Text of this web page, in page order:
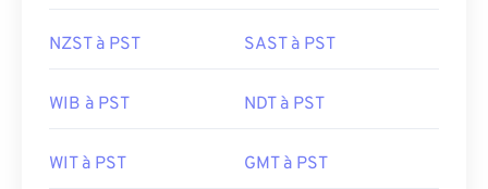
NZST à PST SAST à PST
WIB à PST NDT à PST
WIT à PST GMT à PST